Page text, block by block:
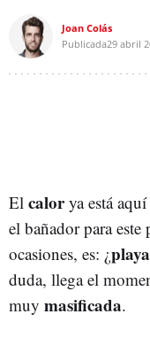
Joan Colás
Publicada29 abril
El calorya está
el bañador para este
ocasiones, es: ¿playa
duda, llega el
muy masificada.